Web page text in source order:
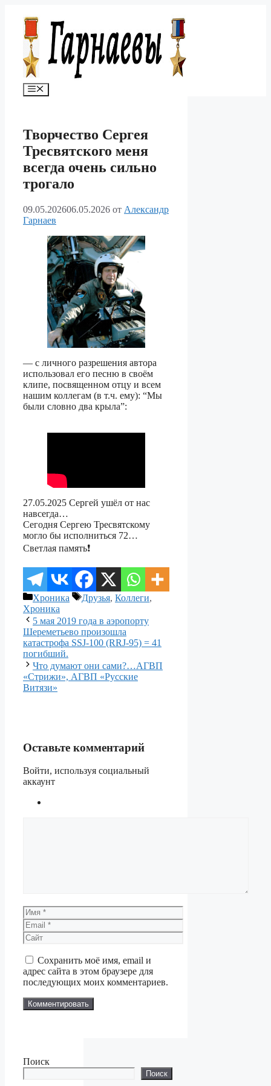
содержимому
Меню
Творчество Сергея
Тресвятского меня
всегда очень сильно
трогало
09.05.202606.05.2026 от Александр
Гарнаев
— с личного разрешения автора
использовал его песню в своём
клипе, посвященном отцу и всем
нашим коллегам (в т.ч. ему): “Мы
были словно два крыла”:
27.05.2025 Сергей ушёл от нас
навсегда…
Сегодня Сергею Тресвятскому
могло бы исполниться 72…
Светлая память❗️
Рубрики
Хроника Метки
Друзья, Коллеги,
Хроника
5 мая 2019 года в аэропорту
Шереметьево произошла
катастрофа SSJ-100 (RRJ-95) = 41
погибший.
Что думают они сами?…АГВП
«Стрижи», АГВП «Русские
Витязи»
Оставьте комментарий
Войти, используя социальный
аккаунт
Имя
Email
Сайт
Сохранить моё имя, email и
адрес сайта в этом браузере для
последующих моих комментариев.
Поиск
Поиск